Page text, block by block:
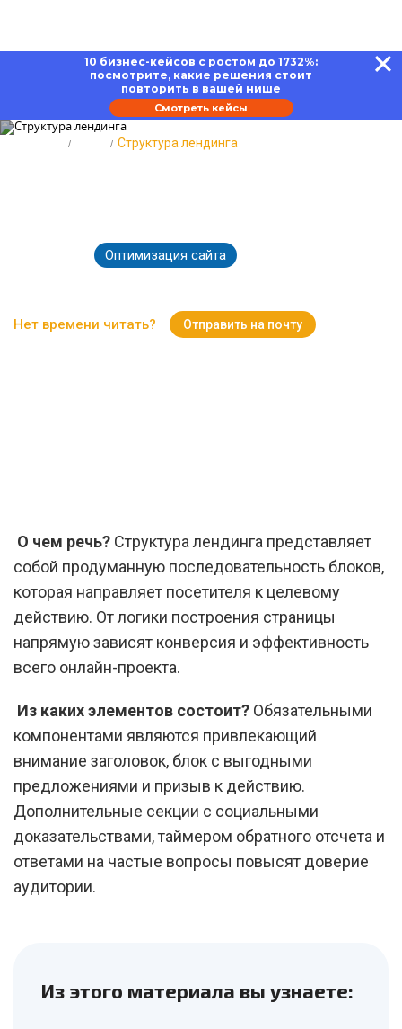
10 бизнес-кейсов с ростом до 1732%:
посмотрите, какие решения стоит
повторить в вашей нише
Смотреть кейсы
Структура лендинга
Оптимизация сайта
Нет времени читать? Отправить на почту
О чем речь? Структура лендинга представляет
собой продуманную последовательность блоков,
которая направляет посетителя к целевому
действию. От логики построения страницы
напрямую зависят конверсия и эффективность
всего онлайн-проекта.
Из каких элементов состоит? Обязательными
компонентами являются привлекающий
внимание заголовок, блок с выгодными
предложениями и призыв к действию.
Дополнительные секции с социальными
доказательствами, таймером обратного отсчета и
ответами на частые вопросы повысят доверие
аудитории.
Из этого материала вы узнаете: